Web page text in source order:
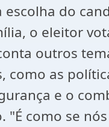
escolha do
o eleitor
outros
como as
e o
"É como se nós